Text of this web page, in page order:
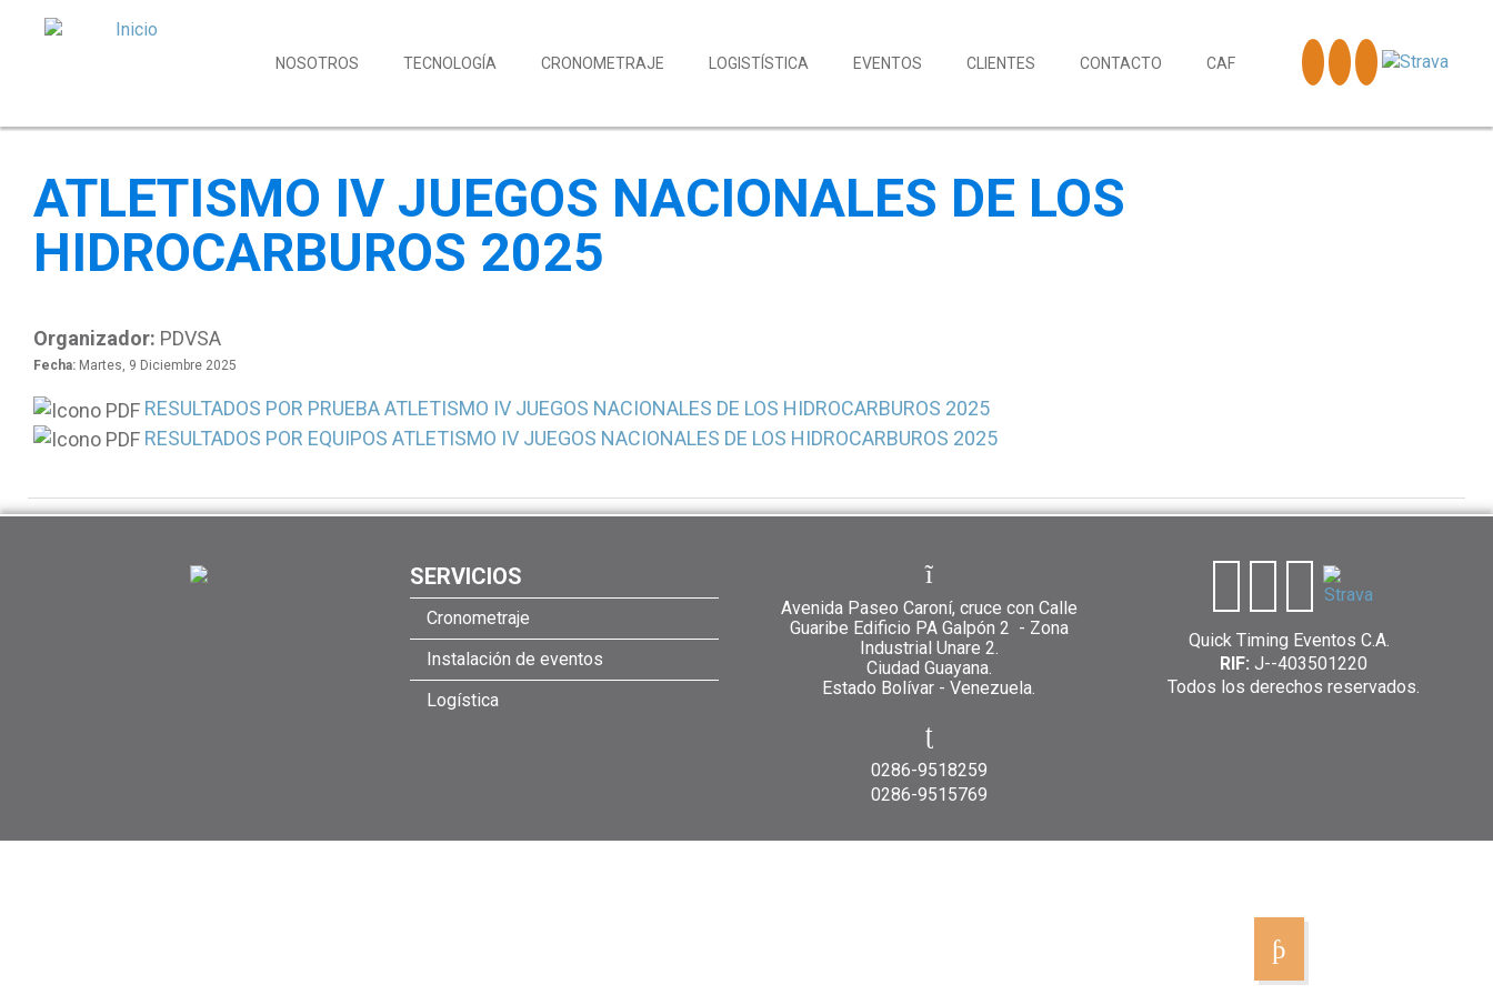
NOSOTROS TECNOLOGÍA CRONOMETRAJE LOGISTÍSTICA EVENTOS CLIENTES CONTACTO CAF
ATLETISMO IV JUEGOS NACIONALES DE LOS
HIDROCARBUROS 2025
Organizador: PDVSA
Fecha: Martes, 9 Diciembre 2025
RESULTADOS POR PRUEBA ATLETISMO IV JUEGOS NACIONALES DE LOS HIDROCARBUROS 2025
RESULTADOS POR EQUIPOS ATLETISMO IV JUEGOS NACIONALES DE LOS HIDROCARBUROS 2025
SERVICIOS
Cronometraje
Instalación de eventos
Logística
Avenida Paseo Caroní, cruce con Calle
Guaribe Edificio PA Galpón 2 - Zona
Industrial Unare 2.
Ciudad Guayana.
Estado Bolívar - Venezuela.
0286-9518259
0286-9515769
Quick Timing Eventos C.A.
RIF: J--403501220
Todos los derechos reservados.